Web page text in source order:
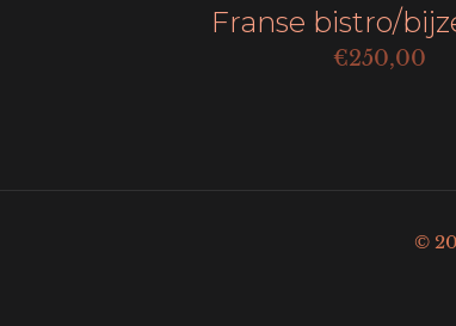
Franse bistro/
€250,00
©